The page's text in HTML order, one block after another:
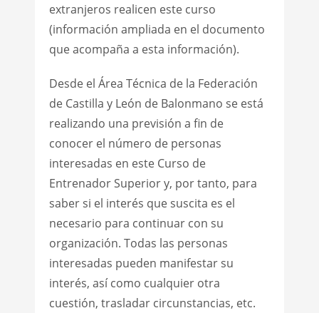
extranjeros realicen este curso
(información ampliada en el documento
que acompaña a esta información).
Desde el Área Técnica de la Federación
de Castilla y León de Balonmano se está
realizando una previsión a fin de
conocer el número de personas
interesadas en este Curso de
Entrenador Superior y, por tanto, para
saber si el interés que suscita es el
necesario para continuar con su
organización. Todas las personas
interesadas pueden manifestar su
interés, así como cualquier otra
cuestión, trasladar circunstancias, etc.